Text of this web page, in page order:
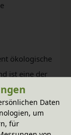
ökologische
ist eine der
Daten
um
für